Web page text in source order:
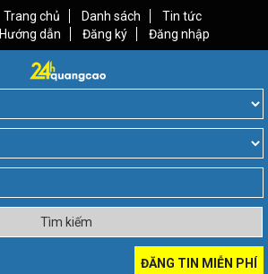
Trang chủ Danh sách
Tin tức
Hướng dẫn Đăng ký Đăng nhập
Tìm kiếm
ĐĂNG TIN MIỄN PHÍ